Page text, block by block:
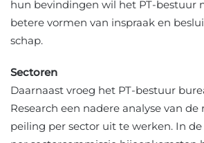
hun bevindingen wil het PT-bestuur
betere vormen van inspraak en
schap.
Sectoren
Daarnaast vroeg het PT-bestuur
Research een nadere analyse van
peiling per sector uit te werken. In